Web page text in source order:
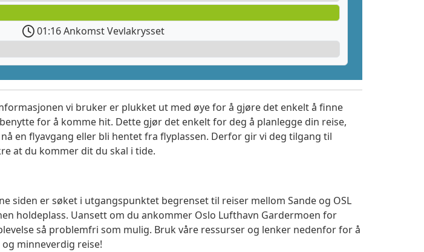
01:16 Ankomst Vevlakrysset
vi bruker er plukket ut med øye for å gjøre det enkelt å finne
for å komme hit. Dette gjør det enkelt for deg å planlegge din reise,
en flyavgang eller bli hentet fra flyplassen. Derfor gir vi deg tilgang til
at du kommer dit du skal i tide.
siden er søket i utgangspunktet begrenset til reiser mellom Sande og OSL
holdeplass. Uansett om du ankommer Oslo Lufthavn Gardermoen for
så problemfri som mulig. Bruk våre ressurser og lenker nedenfor for å
minneverdig reise!